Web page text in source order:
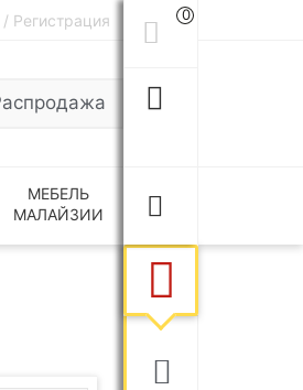
Регистрация 0
МЕБЕЛЬ
МАЛАЙЗИИ